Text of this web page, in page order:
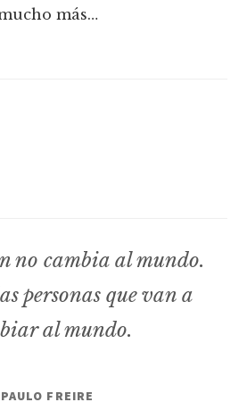
más…
no cambia al mundo.
personas que van a
al mundo.
PAULO FREIRE